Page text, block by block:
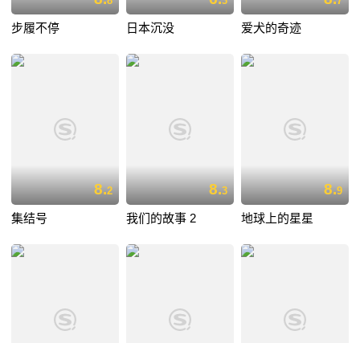
步履不停 日本沉没 爱犬的奇迹
8.2
集结号
8.3
我们的故事 2
8.9
地球上的星星